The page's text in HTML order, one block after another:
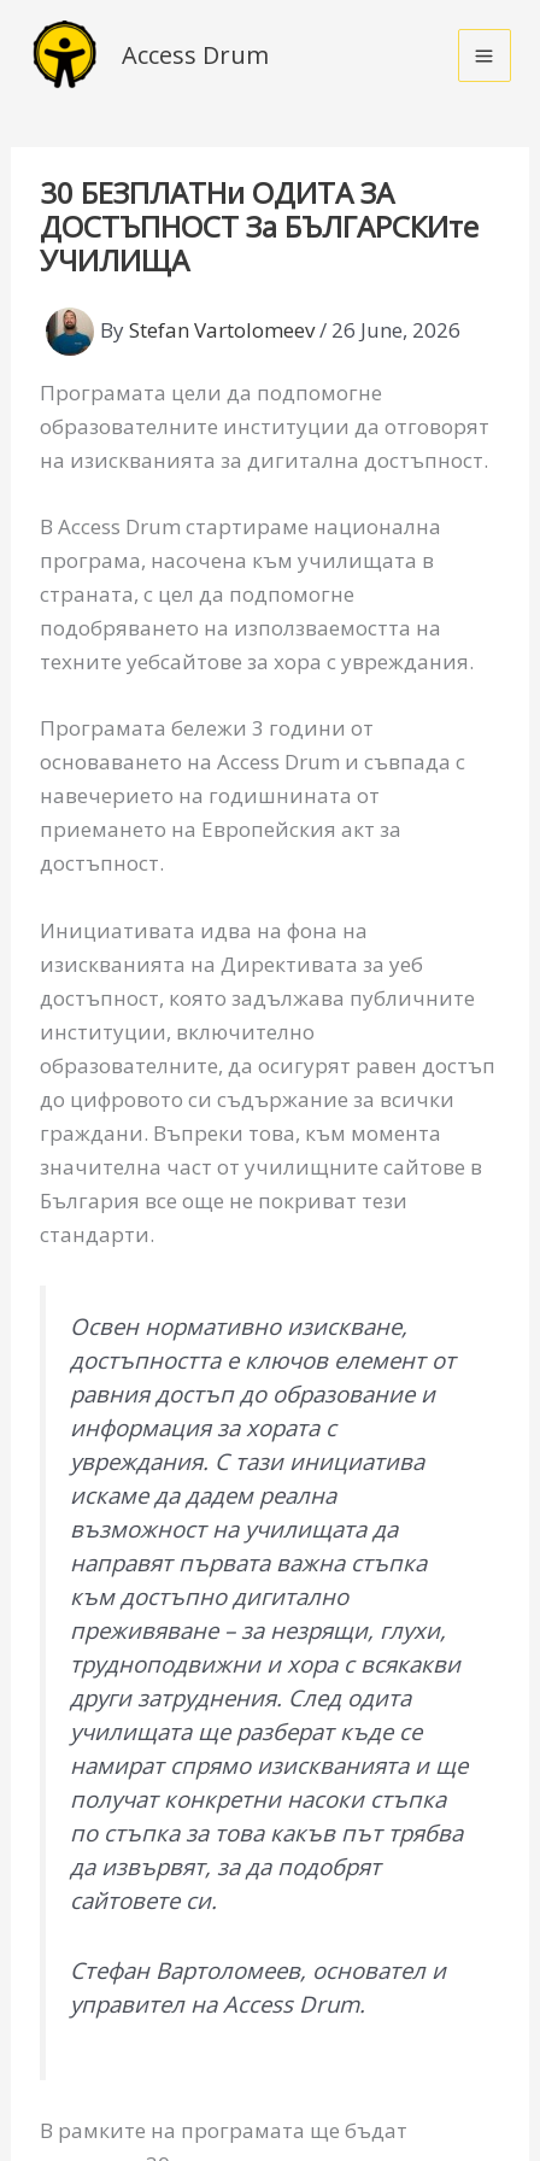
content
Access Drum
30 БЕЗПЛАТНи ОДИТА ЗА
ДОСТЪПНОСТ За БЪЛГАРСКИте
УЧИЛИЩА
ByStefan Vartolomeev/ 26 June, 2026
Програмата цели да подпомогне
образователните институции да отговорят
на изискванията за дигитална достъпност.
В Access Drum стартираме национална
програма, насочена към училищата в
страната, с цел да подпомогне
подобряването на използваемостта на
техните уебсайтове за хора с увреждания.
Програмата бележи 3 години от
основаването на Access Drum и съвпада с
навечерието на годишнината от
приемането на Европейския акт за
достъпност.
Инициативата идва на фона на
изискванията на Директивата за уеб
достъпност, която задължава публичните
институции, включително
образователните, да осигурят равен достъп
до цифровото си съдържание за всички
граждани. Въпреки това, към момента
значителна част от училищните сайтове в
България все още не покриват тези
стандарти.
Освен нормативно изискване,
достъпността е ключов елемент от
равния достъп до образование и
информация за хората с
увреждания. С тази инициатива
искаме да дадем реална
възможност на училищата да
направят първата важна стъпка
към достъпно дигитално
преживяване – за незрящи, глухи,
трудноподвижни и хора с всякакви
други затруднения. След одита
училищата ще разберат къде се
намират спрямо изискванията и ще
получат конкретни насоки стъпка
по стъпка за това какъв път трябва
да извървят, за да подобрят
сайтовете си.
Стефан Вартоломеев, основател и
управител на Access Drum.
В рамките на програмата ще бъдат